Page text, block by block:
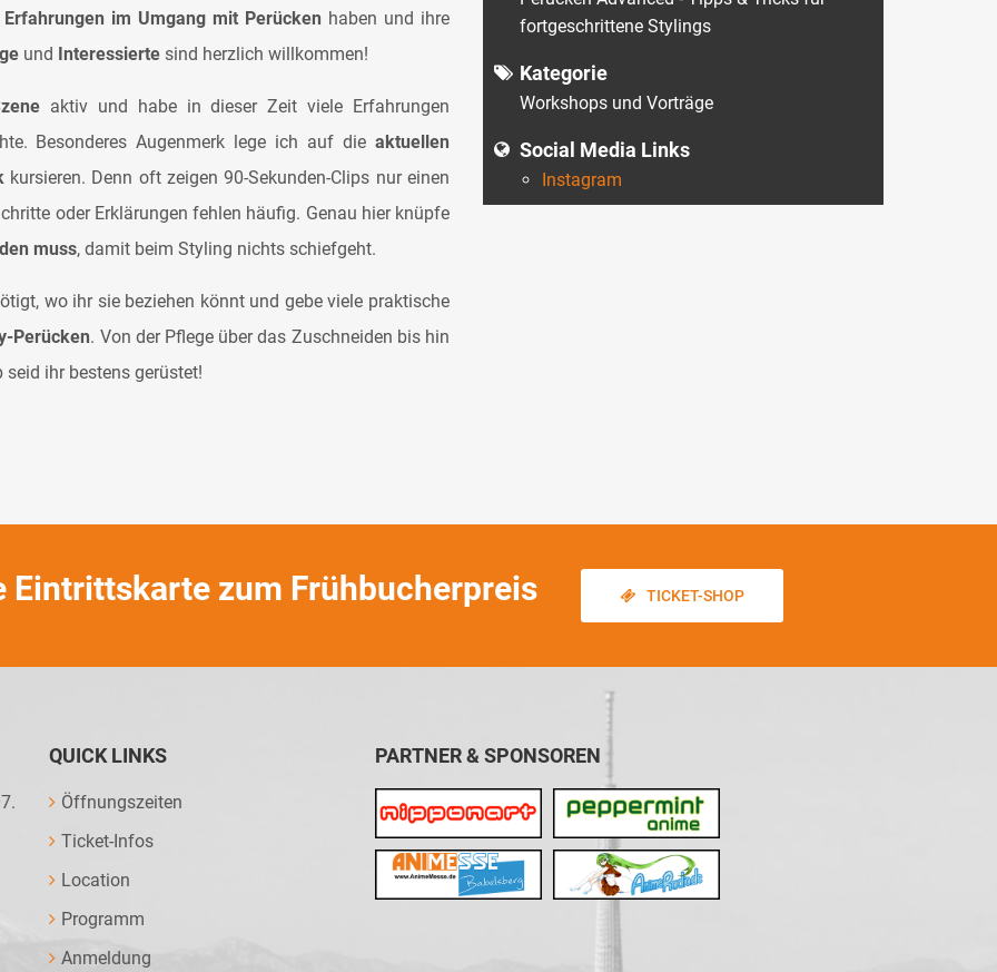
Erfahrungen im Umgang mit Perücken haben und ihre
und Interessierte sind herzlich willkommen!
aktiv und habe in dieser Zeit viele Erfahrungen
Besonderes Augenmerk lege ich auf die aktuellen
kursieren. Denn oft zeigen 90-Sekunden-Clips nur einen
oder Erklärungen fehlen häufig. Genau hier knüpfe
muss, damit beim Styling nichts schiefgeht.
wo ihr sie beziehen könnt und gebe viele praktische
Perücken. Von der Pflege über das Zuschneiden bis hin
ihr bestens gerüstet!
fortgeschrittene Stylings
Kategorie
Workshops und Vorträge
Social Media Links
Instagram
Eintrittskarte zum Frühbucherpreis TICKET-SHOP
QUICK LINKS
Öffnungszeiten
Ticket-Infos
Location
Programm
Anmeldung
PARTNER & SPONSOREN